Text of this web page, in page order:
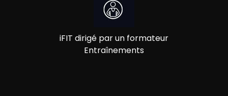
iFIT dirigé par un formateur
Entraînements